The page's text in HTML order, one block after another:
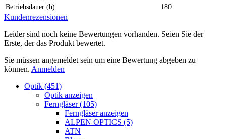
Betriebsdauer (h)
180
Kundenrezensionen
Leider sind noch keine Bewertungen vorhanden. Seien Sie der
Erste, der das Produkt bewertet.
Sie müssen angemeldet sein um eine Bewertung abgeben zu
können. Anmelden
Optik (451)
Optik anzeigen
Ferngläser (105)
Ferngläser anzeigen
ALPEN OPTICS (5)
ATN